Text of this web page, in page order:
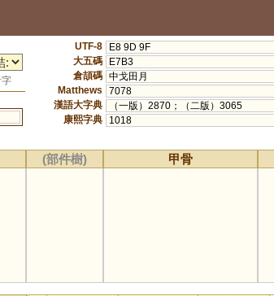
UTF-8
E8 9D 9F
大五碼
E7B3
倉頡碼 中戈田月
Matthews
7078
漢語大字典
（一版）2870；（二版）3065
康熙字典
1018
(部件樹) 甲骨